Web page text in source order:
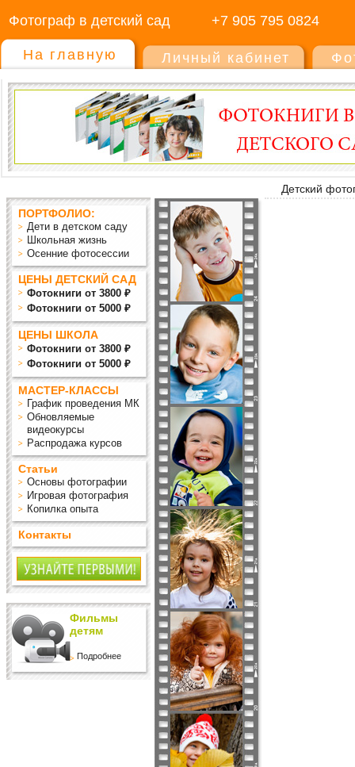
Фотограф в детский сад +7 905 795 0824
На главную Личный кабинет
Детский
ПОРТФОЛИО:
Дети в детском саду
Школьная жизнь
Осенние фотосессии
ЦЕНЫ ДЕТСКИЙ САД
Фотокниги от 3800 ₽
Фотокниги от 5000 ₽
ЦЕНЫ ШКОЛА
Фотокниги от 3800 ₽
Фотокниги от 5000 ₽
МАСТЕР-КЛАССЫ
График проведения МК
Обновляемые
видеокурсы
Распродажа курсов
Статьи
Основы фотографии
Игровая фотография
Копилка опыта
Контакты
Фильмы
детям
Подробнее